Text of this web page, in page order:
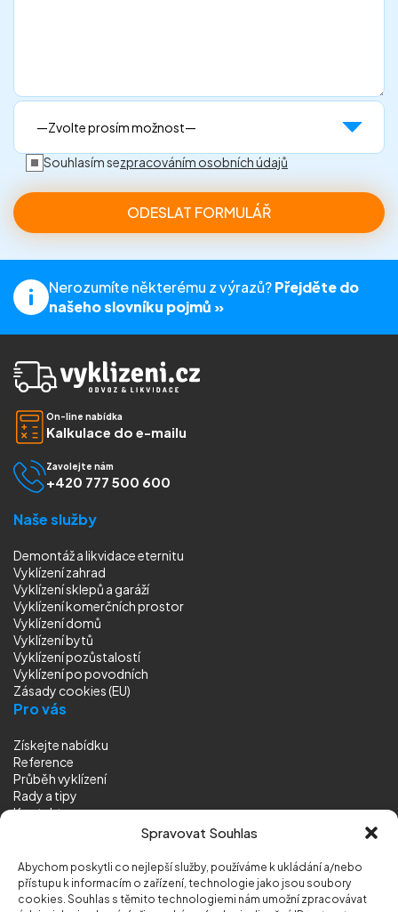
Spravovat Souhlas
Abychom poskytli co nejlepší služby, používáme k ukládání a/nebo
přístupu k informacím o zařízení, technologie jako jsou soubory
cookies. Souhlas s těmito technologiemi nám umožní zpracovávat
Souhlasím sezpracováním osobních údajů
Nerozumíte některému z výrazů?Přejděte do
našeho slovníku pojmů »
On-line nabídka
Kalkulace do e-mailu
Zavolejte nám
+420 777 500 600
Naše služby
Demontáž a likvidace eternitu
Vyklízení zahrad
Vyklízení sklepů a garáží
Vyklízení komerčních prostor
Vyklízení domů
Vyklízení bytů
Vyklízení pozůstalostí
Vyklízenípo povodních
Zásady cookies (EU)
Pro vás
Získejte nabídku
Reference
Průběh vyklízení
Rady a tipy
Kontakt